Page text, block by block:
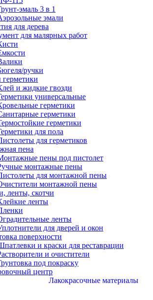
эмаль 3 в 1
эмали
для дерева
для малярных работ
ручки
и жидкие гвозди
универсальные
герметики
герметики
герметики
для пола
для герметиков
пена
пены под пистолет
монтажные пены
для монтажной пены
монтажной пены
ленты, скотчи
ленты
ленты
для дверей и окон
поверхности
и краски для реставрации
и очистители
под покраску
центр